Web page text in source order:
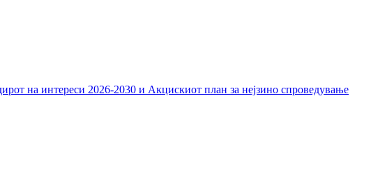
на интереси 2026-2030 и Акцискиот план за нејзино спроведување